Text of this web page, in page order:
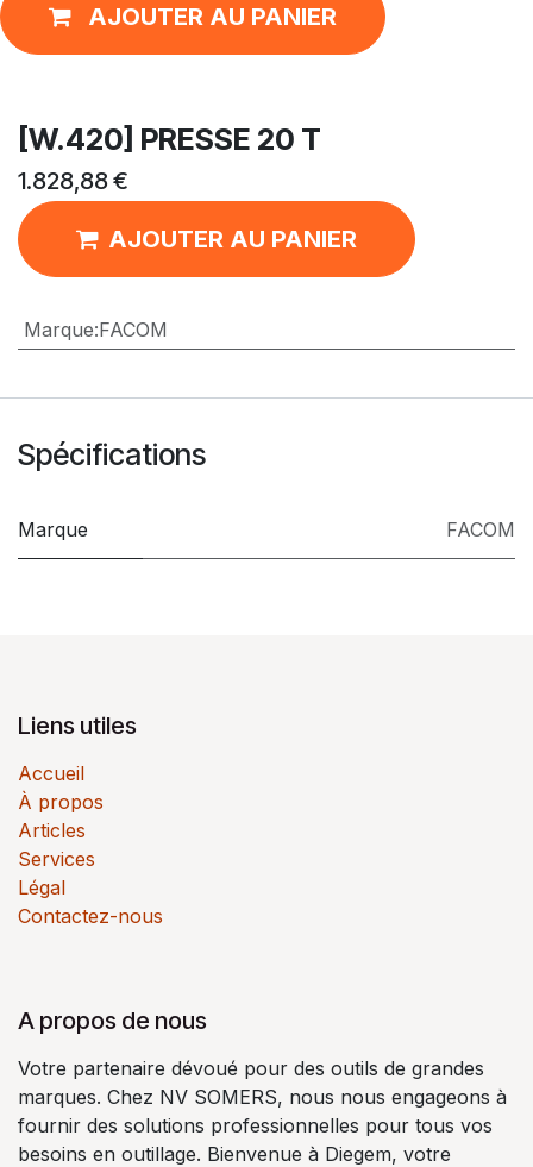
AJOUTER AU PANIER
[W.420] PRESSE 20 T
1.828,88€
AJOUTER AU PANIER
Marque:FACOM
Spécifications
Marque FACOM
Liens utiles
Accueil
À propos
Articles
Services
Légal
Contactez-nous
A propos de nous
Votre partenaire dévoué pour des outils de grandes
marques. Chez NV SOMERS, nous nous engageons à
fournir des solutions professionnelles pour tous vos
besoins en outillage. Bienvenue à Diegem, votre